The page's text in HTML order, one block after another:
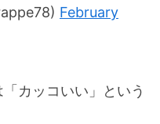
February
カッコいい」という